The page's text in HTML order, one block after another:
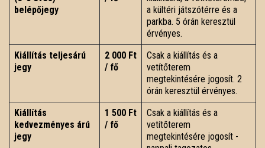
belépőjegy
a kültéri játszótérre és a
parkba. 5 órán keresztül
érvényes.
Kiállítás teljesárú
jegy
2 000 Ft
/ fő
Csak a kiállítás és a
vetítőterem
megtekintésére jogosít. 2
órán keresztül érvényes.
Kiállítás
kedvezményes árú
jegy
1 500 Ft
/ fő
Csak a kiállítás és a
vetítőterem
megtekintésére jogosít -